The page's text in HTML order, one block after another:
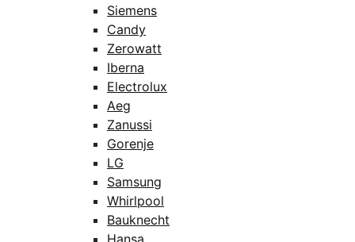
Siemens
Candy
Zerowatt
Iberna
Electrolux
Aeg
Zanussi
Gorenje
LG
Samsung
Whirlpool
Bauknecht
Hansa